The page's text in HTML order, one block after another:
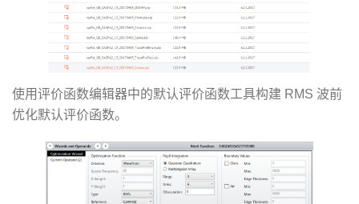
使用评价函数编辑器中的默认评价函数工具构建 RMS 波前
优化默认评价函数。